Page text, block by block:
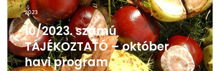
2023
10/2023. számú
TÁJÉKOZTATÓ – október
havi program